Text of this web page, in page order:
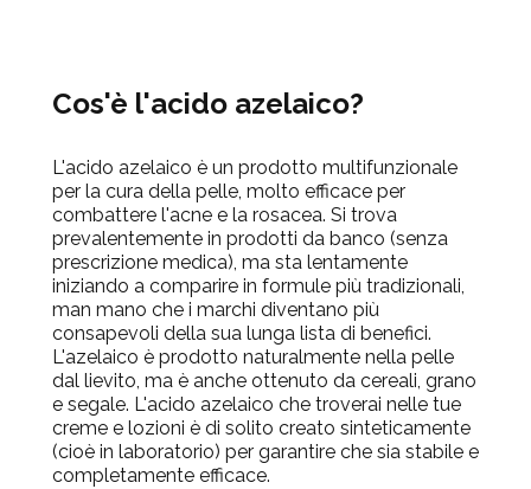
Cos'è l'acido azelaico?
L'acido azelaico è un prodotto multifunzionale
per la cura della pelle, molto efficace per
combattere l'acne e la rosacea. Si trova
prevalentemente in prodotti da banco (senza
prescrizione medica), ma sta lentamente
iniziando a comparire in formule più tradizionali,
man mano che i marchi diventano più
consapevoli della sua lunga lista di benefici.
L'azelaico è prodotto naturalmente nella pelle
dal lievito, ma è anche ottenuto da cereali, grano
e segale. L'acido azelaico che troverai nelle tue
creme e lozioni è di solito creato sinteticamente
(cioè in laboratorio) per garantire che sia stabile e
completamente efficace.